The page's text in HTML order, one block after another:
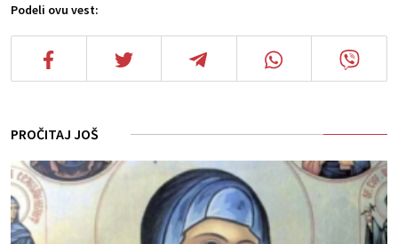
Podeli ovu vest:
PROČITAJ JOŠ